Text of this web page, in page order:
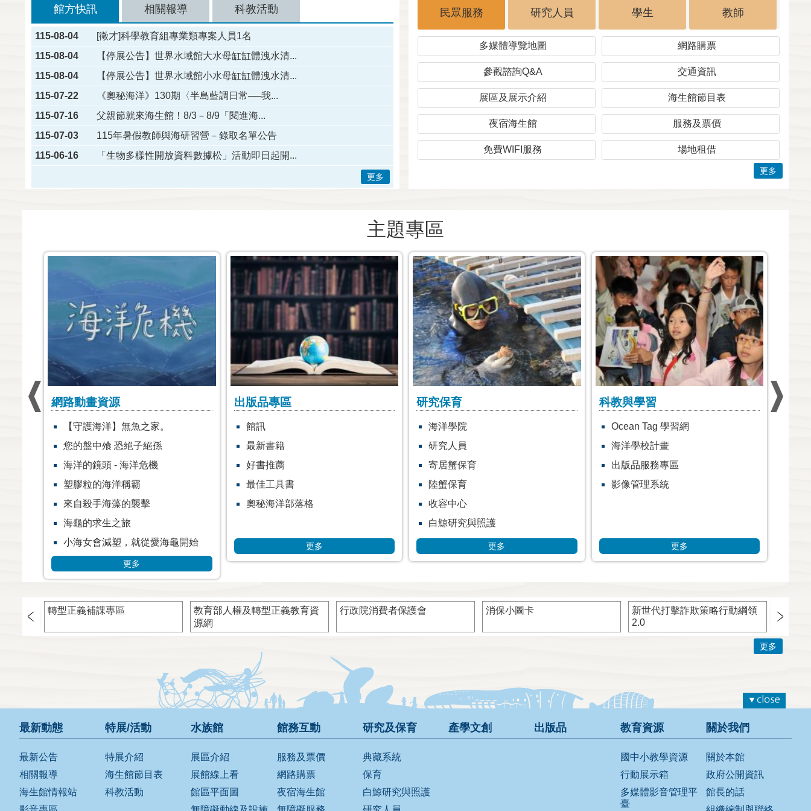
館方快訊 相關報導 科教活動
115-08-04
[徵才]科學教育組專業類專案人員1名
115-08-04
【停展公告】世界水域館大水母缸缸體洩水清...
115-08-04
【停展公告】世界水域館小水母缸缸體洩水清...
115-07-22
《奧秘海洋》130期〈半島藍調日常──我...
115-07-16
父親節就來海生館！8/3－8/9「閱進海...
115-07-03
115年暑假教師與海研習營－錄取名單公告
115-06-16
「生物多樣性開放資料數據松」活動即日起開...
更多
民眾服務 研究人員 學生 教師
多媒體導覽地圖 網路購票
參觀諮詢Q&A 交通資訊
展區及展示介紹 海生館節目表
夜宿海生館 服務及票價
免費WIFI服務 場地租借
更多
主題專區
網路動畫資源
【守護海洋】無魚之家。
您的盤中飧 恐絕子絕孫
海洋的鏡頭 - 海洋危機
塑膠粒的海洋稱霸
來自殺手海藻的襲擊
海龜的求生之旅
小海女會減塑，就從愛海龜開始
更多
出版品專區
館訊
最新書籍
好書推薦
最佳工具書
奧秘海洋部落格
更多
研究保育
海洋學院
研究人員
寄居蟹保育
陸蟹保育
收容中心
白鯨研究與照護
更多
科教與學習
Ocean Tag 學習網
海洋學校計畫
出版品服務專區
影像管理系統
更多
官方
轉型正義補課專區
教育部人權及轉型正義教育資
源網
行政院消費者保護會 消保小圖卡
新世代打擊詐欺策略行動綱領
2.0
機處理
更多
最新動態
最新公告
相關報導
海生館情報站
特展/活動
特展介紹
海生館節目表
科教活動
水族館
展區介紹
展館線上看
館區平面圖
館務互動
服務及票價
網路購票
夜宿海生館
研究及保育
典藏系統
保育
白鯨研究與照護
產學文創 出版品 教育資源
國中小教學資源
行動展示箱
多媒體影音管理平
臺
關於我們
關於本館
政府公開資訊
館長的話